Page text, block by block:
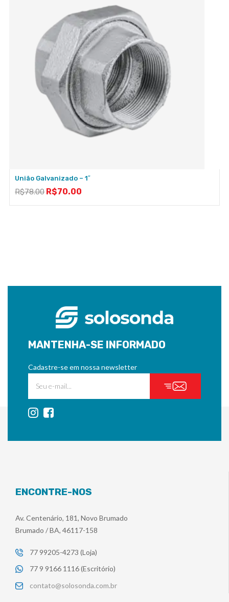
União Galvanizado – 1″
R$78.00 R$70.00
MANTENHA-SE INFORMADO
Cadastre-se em nossa newsletter
ENCONTRE-NOS
Av. Centenário, 181, Novo Brumado
Brumado / BA, 46117-158
77 99205-4273 (Loja)
77 9 9166 1116 (Escritório)
contato@solosonda.com.br